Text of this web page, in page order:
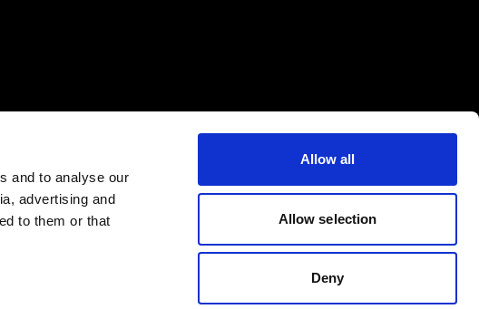
and to analyse our
advertising and
to them or that
Allow all
Allow selection
Deny